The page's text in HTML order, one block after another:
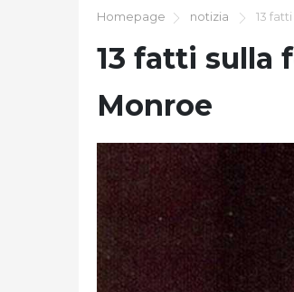
Homepage notizia 13
13 fatti sulla
Monroe